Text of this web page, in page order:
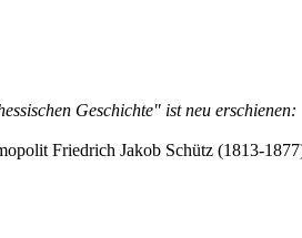
Geschichte" ist neu erschienen:
Friedrich Jakob Schütz (1813-